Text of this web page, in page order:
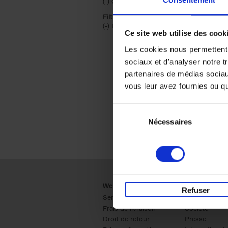
Ce site web utilise des
Les cookies nous
sociaux et d'analyser notre
partenaires de médias
vous leur avez fournies ou
Nécessaires
Refuser
Filtrer sur une catégorie racine
(-) Remove Économie & Management
Économie & Management
Webshop
Service clients
Frais de livraison
Droit de retour
Business
Ventes
Société
Presse